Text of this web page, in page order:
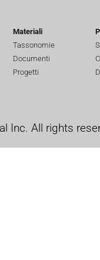
Materiali
Tassonomie
Documenti
Progetti
Inc. All rights